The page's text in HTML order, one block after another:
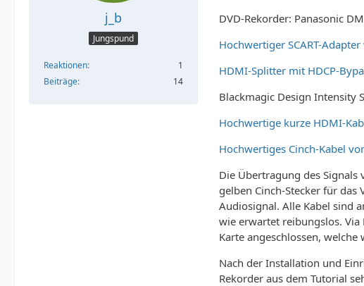
j_b
Jungspund
Reaktionen
1
Beiträge
14
DVD-Rekorder: Panasonic
Hochwertiger SCART-
HDMI-Splitter mit HDCP-
Blackmagic Design Intensity
Hochwertige kurze HDMI-
Hochwertiges Cinch-Kabel
Die Übertragung des Signals
gelben Cinch-Stecker für
Audiosignal. Alle Kabel sind
wie erwartet reibungslos.
Karte angeschlossen,
Nach der Installation und
Rekorder aus dem Tutorial